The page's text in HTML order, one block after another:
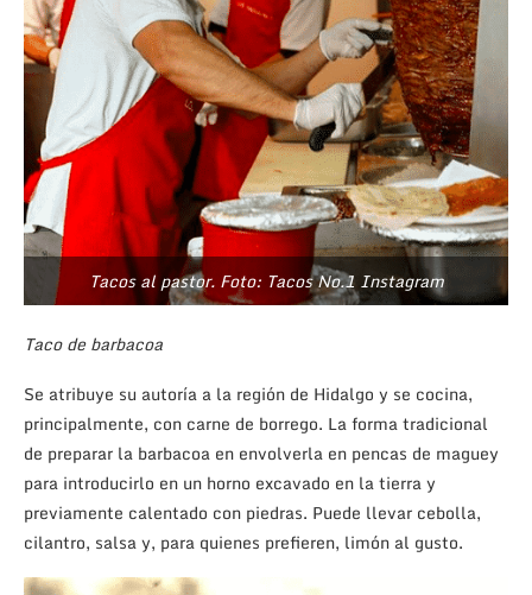
Tacos al pastor. Foto: Tacos No.1 Instagram
Taco de barbacoa
Se atribuye su autoría a la región de Hidalgo y se cocina,
principalmente, con carne de borrego. La forma tradicional
de preparar la barbacoa en envolverla en pencas de maguey
para introducirlo en un horno excavado en la tierra y
previamente calentado con piedras. Puede llevar cebolla,
cilantro, salsa y, para quienes prefieren, limón al gusto.